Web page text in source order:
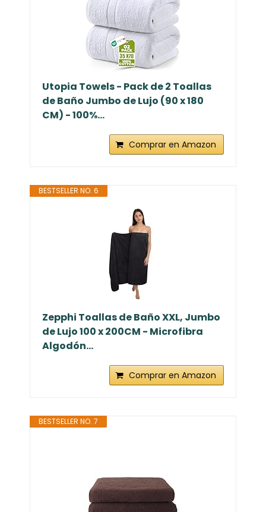
Utopia Towels - Pack de 2 Toallas
de Baño Jumbo de Lujo (90 x 180
CM) - 100%...
Comprar en Amazon
BESTSELLER NO. 6
Zepphi Toallas de Baño XXL, Jumbo
de Lujo 100 x 200CM - Microfibra
Algodón...
Comprar en Amazon
BESTSELLER NO. 7